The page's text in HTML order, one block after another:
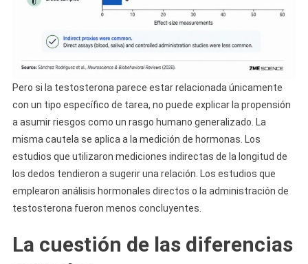
Pero si la testosterona parece estar relacionada únicamente
con un tipo específico de tarea, no puede explicar la propensión
a asumir riesgos como un rasgo humano generalizado. La
misma cautela se aplica a la medición de hormonas. Los
estudios que utilizaron mediciones indirectas de la longitud de
los dedos tendieron a sugerir una relación. Los estudios que
emplearon análisis hormonales directos o la administración de
testosterona fueron menos concluyentes.
La cuestión de las diferencias